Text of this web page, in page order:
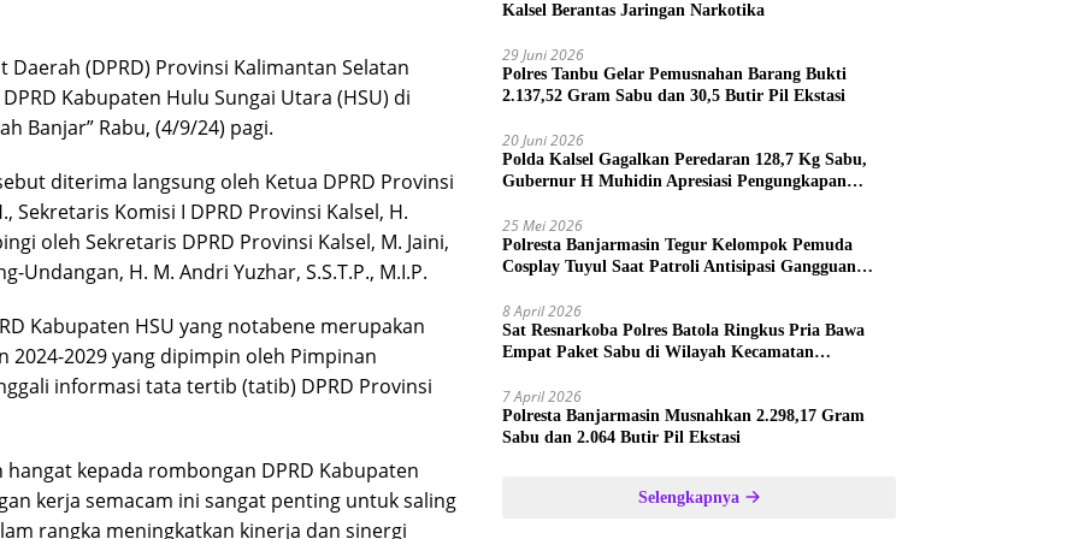
Daerah (DPRD) Provinsi Kalimantan Selatan
Kabupaten Hulu Sungai Utara (HSU) di
Banjar” Rabu, (4/9/24) pagi.
diterima langsung oleh Ketua DPRD Provinsi
Sekretaris Komisi I DPRD Provinsi Kalsel, H.
oleh Sekretaris DPRD Provinsi Kalsel, M. Jaini,
Undangan, H. M. Andri Yuzhar, S.S.T.P., M.I.P.
Kabupaten HSU yang notabene merupakan
2029 yang dipimpin oleh Pimpinan
informasi tata tertib (tatib) DPRD Provinsi
kepada rombongan DPRD Kabupaten
kerja semacam ini sangat penting untuk saling
rangka meningkatkan kinerja dan sinergi
Kalsel Berantas Jaringan Narkotika
29 Juni 2026
Polres Tanbu Gelar Pemusnahan Barang Bukti
2.137,52 Gram Sabu dan 30,5 Butir Pil Ekstasi
20 Juni 2026
Polda Kalsel Gagalkan Peredaran 128,7 Kg Sabu,
Gubernur H Muhidin Apresiasi Pengungkapan
25 Mei 2026
Polresta Banjarmasin Tegur Kelompok Pemuda
Cosplay Tuyul Saat Patroli Antisipasi Gangguan
8 April 2026
Sat Resnarkoba Polres Batola Ringkus Pria Bawa
Empat Paket Sabu di Wilayah Kecamatan
7 April 2026
Polresta Banjarmasin Musnahkan 2.298,17 Gram
Sabu dan 2.064 Butir Pil Ekstasi
Selengkapnya